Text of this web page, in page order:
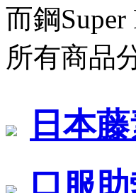
而鋼
所有商品
日本
口服